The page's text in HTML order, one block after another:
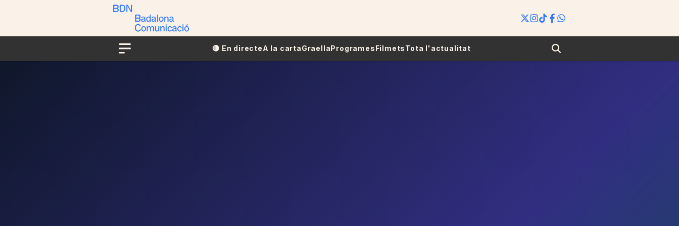
Menu
🔴​​ En directeA la cartaGraellaProgramesFilmetsTota l'actualitat Search